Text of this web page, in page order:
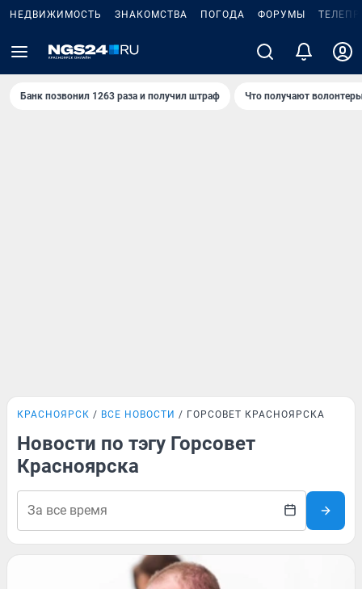
НЕДВИЖИМОСТЬ ЗНАКОМСТВА ПОГОДА ФОРУМЫ
Банк позвонил 1263 раза и получил штраф Что получают
КРАСНОЯРСК ВСЕ НОВОСТИ ГОРСОВЕТ КРАСНОЯРСКА
Новости по тэгу Горсовет
Красноярска